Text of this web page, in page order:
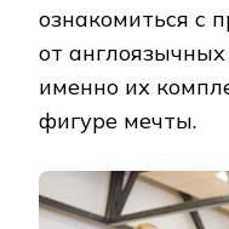
ознакомиться с
от
именно их
фигуре мечты.